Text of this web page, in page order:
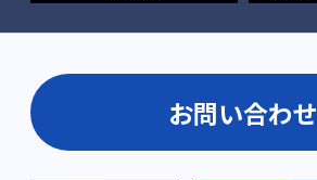
お問い合わせ